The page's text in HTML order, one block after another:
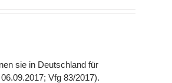
sie in Deutschland für
Vfg 83/2017).